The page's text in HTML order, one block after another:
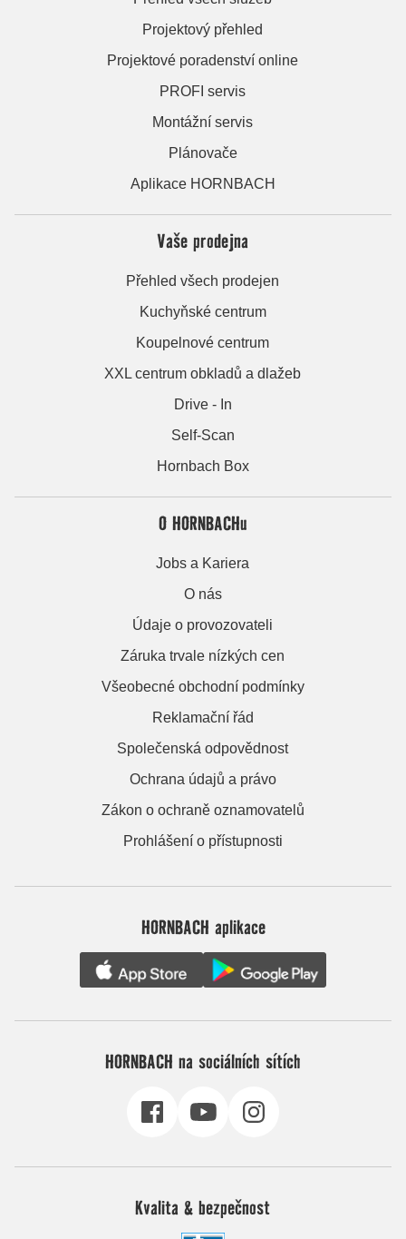
Projektový přehled
Projektové poradenství online
PROFI servis
Montážní servis
Plánovače
Aplikace HORNBACH
Vaše prodejna
Přehled všech prodejen
Kuchyňské centrum
Koupelnové centrum
XXL centrum obkladů a dlažeb
Drive - In
Self-Scan
Hornbach Box
O HORNBACHu
Jobs a Kariera
O nás
Údaje o provozovateli
Záruka trvale nízkých cen
Všeobecné obchodní podmínky
Reklamační řád
Společenská odpovědnost
Ochrana údajů a právo
Zákon o ochraně oznamovatelů
Prohlášení o přístupnosti
HORNBACH aplikace
HORNBACH na sociálních sítích
Kvalita & bezpečnost